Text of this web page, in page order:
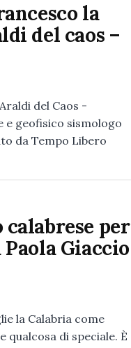
la
del caos –
del Caos -
e geofisico sismologo
da Tempo Libero
per
Giaccio
la Calabria come
qualcosa di speciale. È